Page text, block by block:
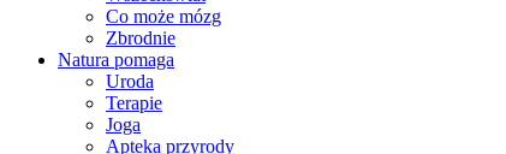
Co może mózg
Zbrodnie
Natura pomaga
Uroda
Terapie
Joga
Apteka przyrody